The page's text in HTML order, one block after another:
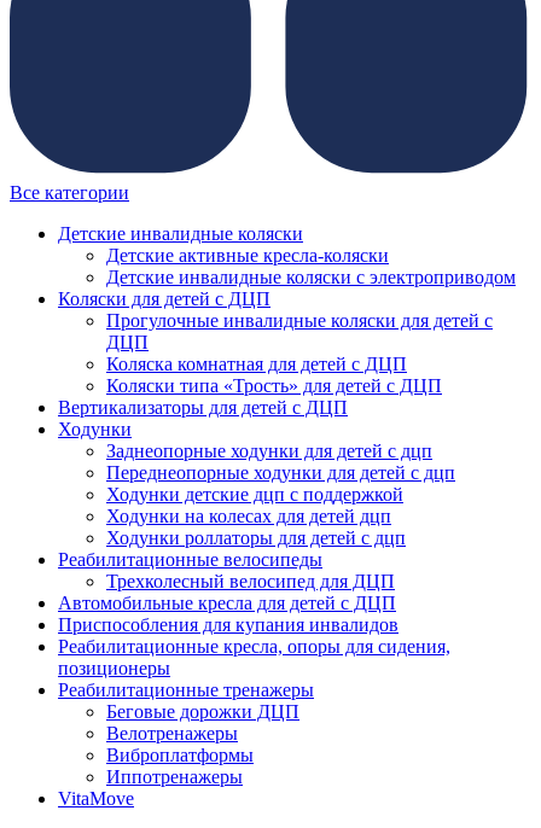
Все категории
Детские инвалидные коляски
Детские активные кресла-коляски
Детские инвалидные коляски с электроприводом
Коляски для детей с ДЦП
Прогулочные инвалидные коляски для детей с
ДЦП
Коляска комнатная для детей с ДЦП
Коляски типа «Трость» для детей с ДЦП
Вертикализаторы для детей с ДЦП
Ходунки
Заднеопорные ходунки для детей с дцп
Переднеопорные ходунки для детей с дцп
Ходунки детские дцп с поддержкой
Ходунки на колесах для детей дцп
Ходунки роллаторы для детей с дцп
Реабилитационные велосипеды
Трехколесный велосипед для ДЦП
Автомобильные кресла для детей с ДЦП
Приспособления для купания инвалидов
Реабилитационные кресла, опоры для сидения,
позиционеры
Реабилитационные тренажеры
Беговые дорожки ДЦП
Велотренажеры
Виброплатформы
Иппотренажеры
VitaMove